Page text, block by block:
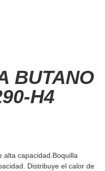
BUTANO
H4
alta capacidad.Boquilla
Distribuye el calor de